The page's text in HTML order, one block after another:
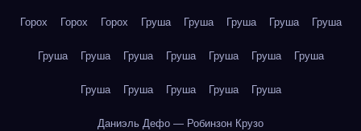
Горох Горох Горох Груша Груша Груша Груша Груша
Груша Груша Груша Груша Груша Груша Груша
Груша Груша Груша Груша Груша
Даниэль Дефо — Робинзон Крузо